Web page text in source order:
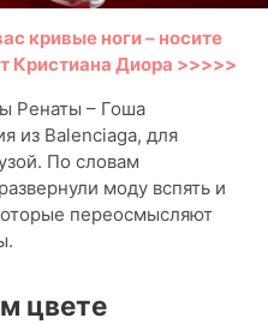
кривые ноги – носите
Кристиана Диора >>>>>
Ренаты – Гоша
из Balenciaga, для
По словам
моду вспять и
переосмысляют
цвете